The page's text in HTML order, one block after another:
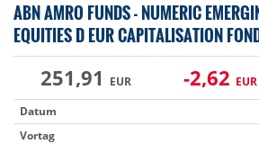
ABN AMRO FUNDS - NUMERIC
EQUITIES D EUR CAPITALISATION
251,91 EUR -2,62 EUR
Datum
Vortag